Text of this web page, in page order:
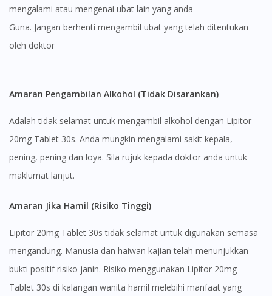
mengalami atau mengenai ubat lain yang anda
guna. Jangan berhenti mengambil ubat yang telah ditentukan
oleh doktor
Amaran Pengambilan Alkohol (Tidak Disarankan)
Adalah tidak selamat untuk mengambil alkohol dengan Lipitor
20mg Tablet 30s. Anda mungkin mengalami sakit kepala,
pening, pening dan loya. Sila rujuk kepada doktor anda untuk
maklumat lanjut.
Amaran Jika Hamil (Risiko Tinggi)
Lipitor 20mg Tablet 30s tidak selamat untuk digunakan semasa
mengandung. Manusia dan haiwan kajian telah menunjukkan
bukti positif risiko janin. Risiko menggunakan Lipitor 20mg
Tablet 30s di kalangan wanita hamil melebihi manfaat yang